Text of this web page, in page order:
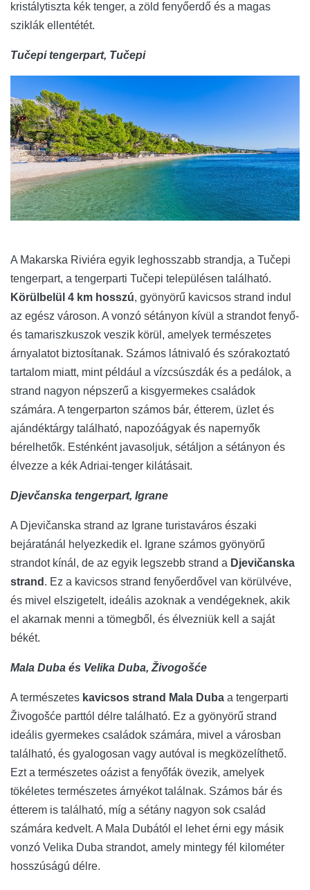
kristálytiszta kék tenger, a zöld fenyőerdő és a magas
sziklák ellentétét.
Tučepi tengerpart, Tučepi
A Makarska Riviéra egyik leghosszabb strandja, a Tučepi
tengerpart, a tengerparti Tučepi településen található.
Körülbelül 4 km hosszú, gyönyörű kavicsos strand indul
az egész városon. A vonzó sétányon kívül a strandot fenyő-
és tamariszkuszok veszik körül, amelyek természetes
árnyalatot biztosítanak. Számos látnivaló és szórakoztató
tartalom miatt, mint például a vízcsúszdák és a pedálok, a
strand nagyon népszerű a kisgyermekes családok
számára. A tengerparton számos bár, étterem, üzlet és
ajándéktárgy található, napozóágyak és napernyők
bérelhetők. Esténként javasoljuk, sétáljon a sétányon és
élvezze a kék Adriai-tenger kilátásait.
Djevčanska tengerpart, Igrane
A Djevičanska strand az Igrane turistaváros északi
bejáratánál helyezkedik el. Igrane számos gyönyörű
strandot kínál, de az egyik legszebb strand a Djevičanska
strand . Ez a kavicsos strand fenyőerdővel van körülvéve,
és mivel elszigetelt, ideális azoknak a vendégeknek, akik
el akarnak menni a tömegből, és élvezniük kell a saját
békét.
Mala Duba és Velika Duba, Živogošće
A természetes kavicsos strand Mala Duba a tengerparti
Živogošće parttól délre található. Ez a gyönyörű strand
ideális gyermekes családok számára, mivel a városban
található, és gyalogosan vagy autóval is megközelíthető.
Ezt a természetes oázist a fenyőfák övezik, amelyek
tökéletes természetes árnyékot találnak. Számos bár és
étterem is található, míg a sétány nagyon sok család
számára kedvelt. A Mala Dubától el lehet érni egy másik
vonzó Velika Duba strandot, amely mintegy fél kilométer
hosszúságú délre.